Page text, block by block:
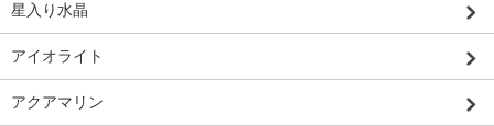
星入り水晶
アイオライト
アクアマリン